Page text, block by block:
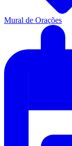
Mural de Orações